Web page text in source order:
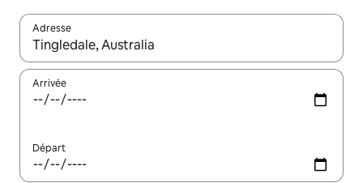
Adresse
Lorsque les résultats s'affichent, utilisez les flèches vers le
Arrivée
Départ